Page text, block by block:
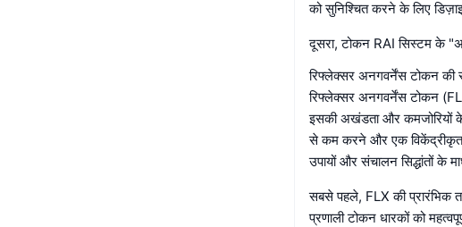
को सुनिश्चित करने के लिए
दूसरा, टोकन RAI सिस्टम के
रिफ्लेक्सर अनगवर्नेंस टोकन की
रिफ्लेक्सर अनगवर्नेंस टोकन
इसकी अखंडता और कमजोरियों
से कम करने और एक विकेंद्रीकृत,
उपायों और संचालन सिद्धांतों के
सबसे पहले, FLX की प्रारंभिक
प्रणाली टोकन धारकों को